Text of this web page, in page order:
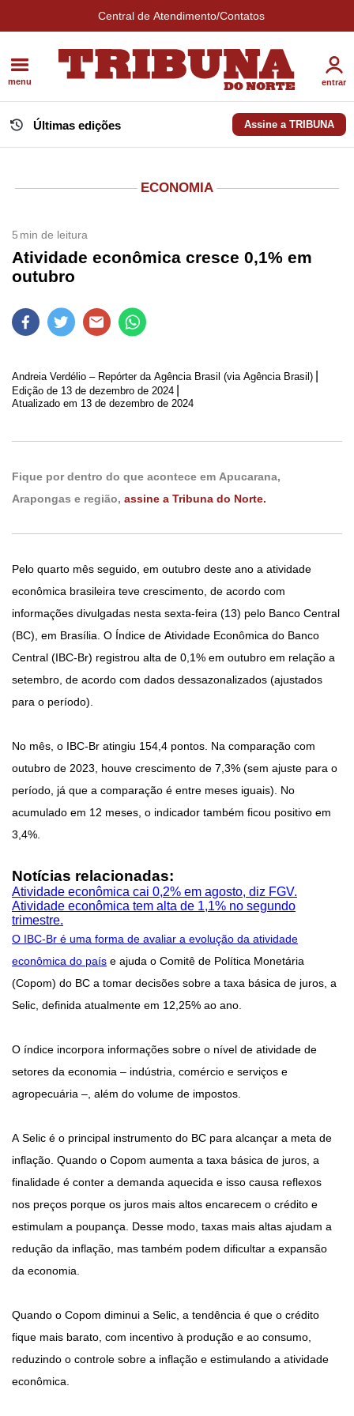
Central de Atendimento/Contatos
menu entrar
Últimas edições Assine a TRIBUNA
ECONOMIA
5 min de leitura
Atividade econômica cresce 0,1% em
outubro
Andreia Verdélio – Repórter da Agência Brasil (via Agência Brasil)
Edição de 13 de dezembro de 2024
Atualizado em 13 de dezembro de 2024
Fique por dentro do que acontece em Apucarana,
Arapongas e região, assine a Tribuna do Norte.
Pelo quarto mês seguido, em outubro deste ano a atividade
econômica brasileira teve crescimento, de acordo com
informações divulgadas nesta sexta-feira (13) pelo Banco Central
(BC), em Brasília. O Índice de Atividade Econômica do Banco
Central (IBC-Br) registrou alta de 0,1% em outubro em relação a
setembro, de acordo com dados dessazonalizados (ajustados
para o período).
No mês, o IBC-Br atingiu 154,4 pontos. Na comparação com
outubro de 2023, houve crescimento de 7,3% (sem ajuste para o
período, já que a comparação é entre meses iguais). No
acumulado em 12 meses, o indicador também ficou positivo em
3,4%.
Notícias relacionadas:
Atividade econômica cai 0,2% em agosto, diz FGV.
Atividade econômica tem alta de 1,1% no segundo
trimestre.
O IBC-Br é uma forma de avaliar a evolução da atividade
econômica do país e ajuda o Comitê de Política Monetária
(Copom) do BC a tomar decisões sobre a taxa básica de juros, a
Selic, definida atualmente em 12,25% ao ano.
O índice incorpora informações sobre o nível de atividade de
setores da economia – indústria, comércio e serviços e
agropecuária –, além do volume de impostos.
A Selic é o principal instrumento do BC para alcançar a meta de
inflação. Quando o Copom aumenta a taxa básica de juros, a
finalidade é conter a demanda aquecida e isso causa reflexos
nos preços porque os juros mais altos encarecem o crédito e
estimulam a poupança. Desse modo, taxas mais altas ajudam a
redução da inflação, mas também podem dificultar a expansão
da economia.
Quando o Copom diminui a Selic, a tendência é que o crédito
fique mais barato, com incentivo à produção e ao consumo,
reduzindo o controle sobre a inflação e estimulando a atividade
econômica.